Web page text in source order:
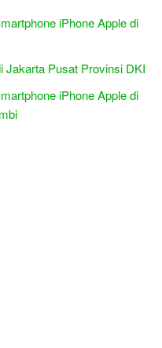
iPhone Apple di
Jakarta Pusat Provinsi DKI
iPhone Apple di